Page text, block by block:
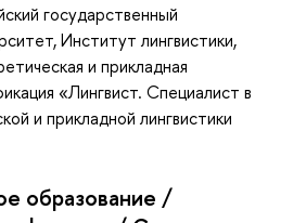
государственный
Институт лингвистики,
и прикладная
«Лингвист. Специалист в
и прикладной лингвистики
образование /